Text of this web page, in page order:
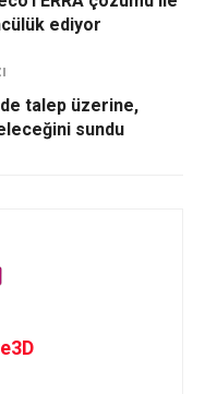
ediyor
talep üzerine,
sundu